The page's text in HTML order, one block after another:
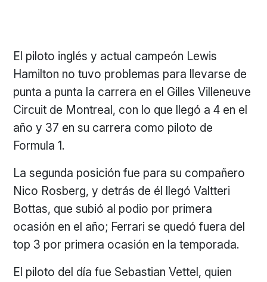
El piloto inglés y actual campeón Lewis
Hamilton no tuvo problemas para llevarse de
punta a punta la carrera en el Gilles Villeneuve
Circuit de Montreal, con lo que llegó a 4 en el
año y 37 en su carrera como piloto de
Formula 1.
La segunda posición fue para su compañero
Nico Rosberg, y detrás de él llegó Valtteri
Bottas, que subió al podio por primera
ocasión en el año; Ferrari se quedó fuera del
top 3 por primera ocasión en la temporada.
El piloto del día fue Sebastian Vettel, quien